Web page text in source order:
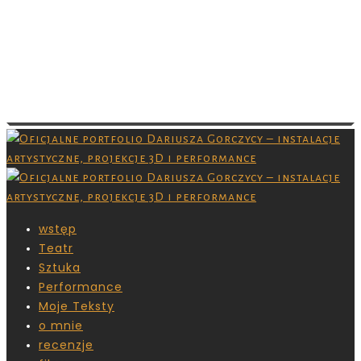
wstęp
Teatr
Sztuka
Performance
Moje Teksty
o mnie
recenzje